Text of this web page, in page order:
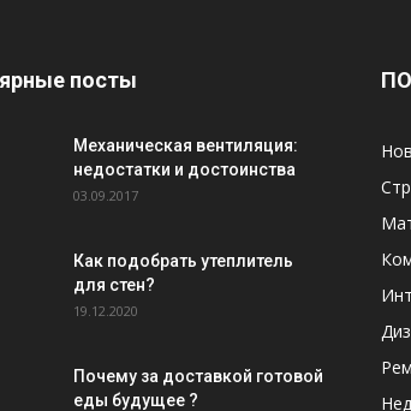
посты
Механическая вентиляция:
недостатки и достоинства
03.09.2017
Как подобрать утеплитель
для стен?
19.12.2020
Почему за доставкой готовой
еды будущее ?